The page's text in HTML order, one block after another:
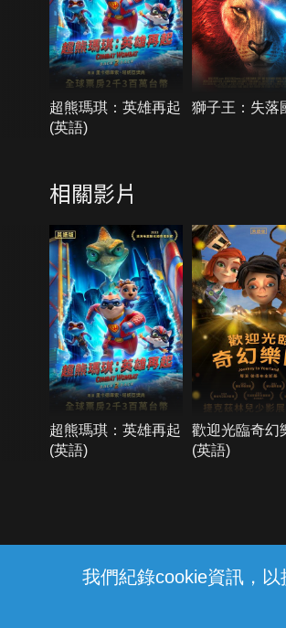
我們紀錄cookie資訊，
超熊瑪琪：英雄再起
(英語)
獅子王：失落
相關影片
超熊瑪琪：英雄再起
(英語)
歡迎光臨奇幻
(英語)